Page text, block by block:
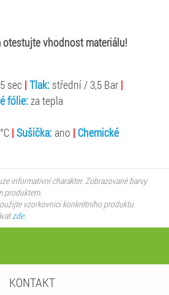
otestujte vhodnost materiálu!
sec | Tlak: střední / 3,5 Bar |
fólie: za tepla
| Sušička: ano | Chemické
informativní charakter. Zobrazované barvy
produktem.
vzorkovnici konkrétního produktu.
zde.
KONTAKT